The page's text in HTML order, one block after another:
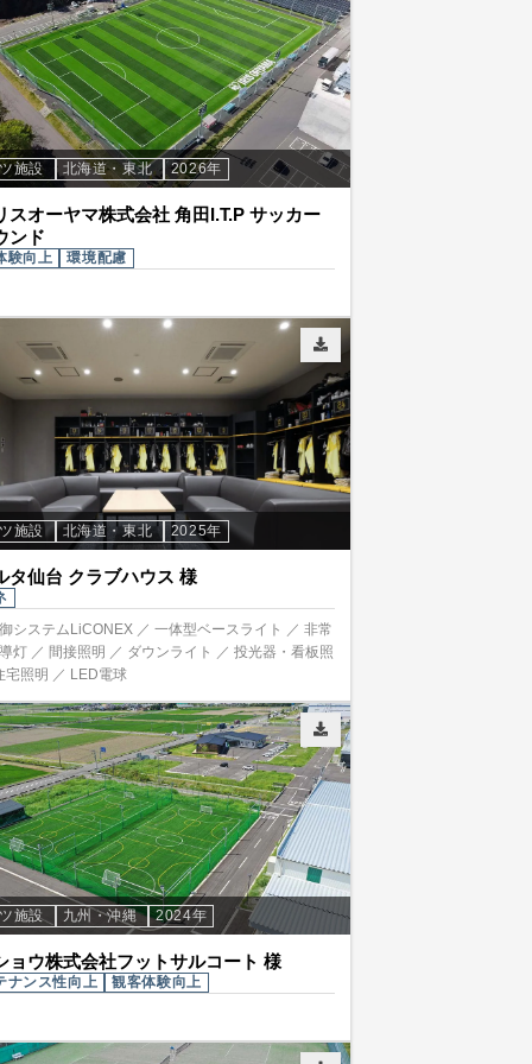
施設 北海道・東北 2026年
スオーヤマ株式会社 角田I.T.P サッカー
ンド
験向上 環境配慮
施設 北海道・東北 2025年
タ仙台 クラブハウス 様
システムLiCONEX ／ 一体型ベースライト ／ 非常
灯 ／ 間接照明 ／ ダウンライト ／ 投光器・看板照
宅照明 ／ LED電球
施設 九州・沖縄 2024年
ョウ株式会社フットサルコート 様
ナンス性向上 観客体験向上